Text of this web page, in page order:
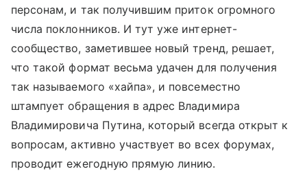
персонам, и так получившим приток огромного
числа поклонников. И тут уже интернет-
сообщество, заметившее новый тренд, решает,
что такой формат весьма удачен для получения
так называемого «хайпа», и повсеместно
штампует обращения в адрес Владимира
Владимировича Путина, который всегда открыт к
вопросам, активно участвует во всех форумах,
проводит ежегодную прямую линию.